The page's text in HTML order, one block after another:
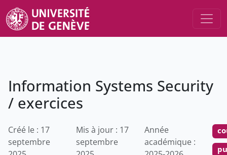
Information Systems Security
/ exercices
Créé le : 17
septembre
Mis à jour : 17
septembre
Année
académique :